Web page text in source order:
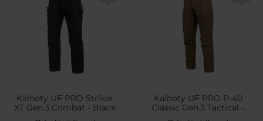
Kalhoty UF PRO Striker
XT Gen.3 Combat - Black
Kalhoty UF PRO P-40
Classic Gen.3 Tactical -
Kangaroo